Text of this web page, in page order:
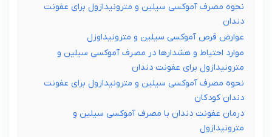
نحوه مصرف آموکسی سیلین و مترونیدازول برای عفونت
دندان
عوارض قرص آموکسی سیلین و مترونیداوزل
موارد احتیاط و هشدارها در مصرف آموکسی سیلین و
مترونیدازول برای عفونت دندان
نحوه مصرف آموکسی سیلین و مترونیدازول برای عفونت
دندان کودکان
درمان عفونت دندان با مصرف آموکسی سیلین و
مترونیدازول